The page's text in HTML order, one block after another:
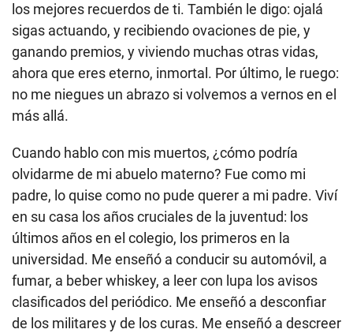
los mejores recuerdos de ti. También le digo: ojalá
sigas actuando, y recibiendo ovaciones de pie, y
ganando premios, y viviendo muchas otras vidas,
ahora que eres eterno, inmortal. Por último, le ruego:
no me niegues un abrazo si volvemos a vernos en el
más allá.
Cuando hablo con mis muertos, ¿cómo podría
olvidarme de mi abuelo materno? Fue como mi
padre, lo quise como no pude querer a mi padre. Viví
en su casa los años cruciales de la juventud: los
últimos años en el colegio, los primeros en la
universidad. Me enseñó a conducir su automóvil, a
fumar, a beber whiskey, a leer con lupa los avisos
clasificados del periódico. Me enseñó a desconfiar
de los militares y de los curas. Me enseñó a descreer